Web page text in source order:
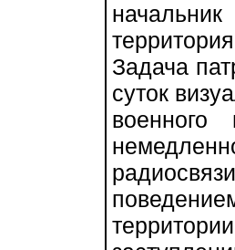
Задача
суток